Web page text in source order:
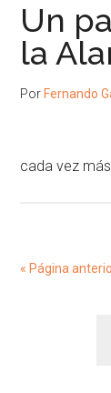
Un
la
Por Fernando
cada vez
« Página